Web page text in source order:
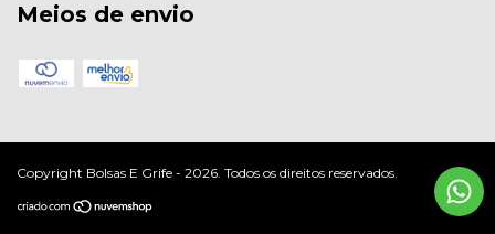
Meios de envio
Copyright Bolsas E Grife - 2026. Todos os direitos reservados.